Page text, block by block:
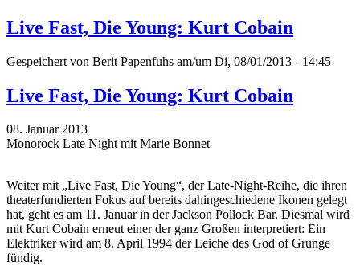
Live Fast, Die Young: Kurt Cobain
Gespeichert von Berit Papenfuhs am/um Di, 08/01/2013 - 14:45
Live Fast, Die Young: Kurt Cobain
08. Januar 2013
Monorock Late Night mit Marie Bonnet
Weiter mit „Live Fast, Die Young“, der Late-Night-Reihe, die ihren
theaterfundierten Fokus auf bereits dahingeschiedene Ikonen gelegt
hat, geht es am 11. Januar in der Jackson Pollock Bar. Diesmal wird
mit Kurt Cobain erneut einer der ganz Großen interpretiert: Ein
Elektriker wird am 8. April 1994 der Leiche des God of Grunge
fündig.